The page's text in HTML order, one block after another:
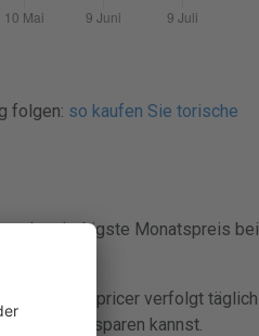
folgen: so kaufen Sie torische
der niedrigste Monatspreis bei
Lenspricer verfolgt täglich
sparen kannst.